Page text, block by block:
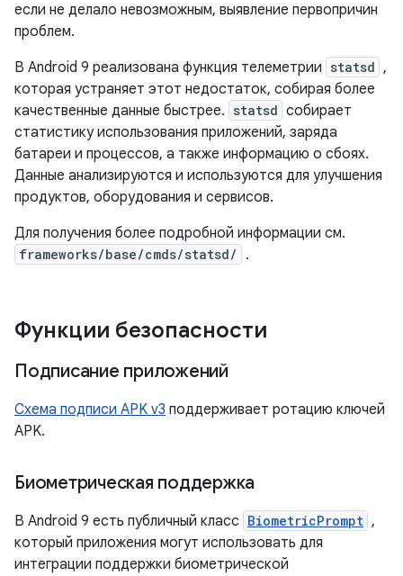
если не делало невозможным, выявление первопричин
проблем.
В Android 9 реализована функция телеметрии statsd ,
которая устраняет этот недостаток, собирая более
качественные данные быстрее. statsd собирает
статистику использования приложений, заряда
батареи и процессов, а также информацию о сбоях.
Данные анализируются и используются для улучшения
продуктов, оборудования и сервисов.
Для получения более подробной информации см.
frameworks/base/cmds/statsd/ .
Функции безопасности
Подписание приложений
Схема подписи APK v3 поддерживает ротацию ключей
APK.
Биометрическая поддержка
В Android 9 есть публичный класс BiometricPrompt ,
который приложения могут использовать для
интеграции поддержки биометрической